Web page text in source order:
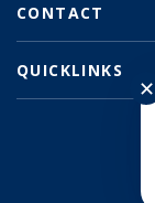
CONTACT
QUICKLINKS
✕